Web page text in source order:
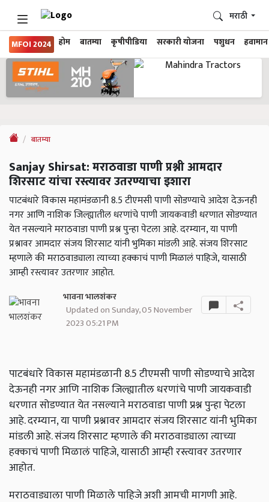
MFOI 2024 होम बातम्या कृषीपीडिया सरकारी योजना पशुधन हवामान
मराठी
बातम्या
Sanjay Shirsat: मराठवाडा पाणी प्रश्नी आमदार
शिरसाट यांचा रस्त्यावर उतरण्याचा इशारा
पाटबंधारे विकास महामंडळानी 8.5 टीएमसी पाणी सोडण्याचे आदेश देऊनही
नगर आणि नाशिक जिल्ह्यातील धरणांचे पाणी जायकवाडी धरणात सोडण्यात
येत नसल्याने मराठवाडा पाणी प्रश्न पुन्हा पेटला आहे. दरम्यान, या पाणी
प्रश्नावर आमदार संजय शिरसाट यांनी भुमिका मांडली आहे. संजय शिरसाट
म्हणाले की मराठवाड्याला त्याच्या हक्काचं पाणी मिळालं पाहिजे, यासाठी
आम्ही रस्त्यावर उतरणार आहोत.
भावना भालशंकर
Updated on Sunday, 05 November
2023 05:21 PM
पाटबंधारे विकास महामंडळानी 8.5 टीएमसी पाणी सोडण्याचे आदेश
देऊनही नगर आणि नाशिक जिल्ह्यातील धरणांचे पाणी जायकवाडी
धरणात सोडण्यात येत नसल्याने मराठवाडा पाणी प्रश्न पुन्हा पेटला
आहे. दरम्यान, या पाणी प्रश्नावर आमदार संजय शिरसाट यांनी भुमिका
मांडली आहे. संजय शिरसाट म्हणाले की मराठवाड्याला त्याच्या
हक्काचं पाणी मिळालं पाहिजे, यासाठी आम्ही रस्त्यावर उतरणार
आहोत.
मराठवाड्याला पाणी मिळाले पाहिजे अशी आमची मागणी आहे.